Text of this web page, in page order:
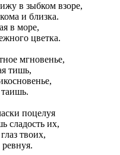
в зыбком взоре,
и близка.
в море,
цветка.
мгновенье,
тишь,
таишь.
поцелуя
сладость их,
твоих,
ревнуя.